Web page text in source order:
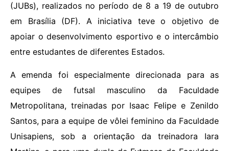
(JUBs), realizados no período de 8 a 19 de outubro
em Brasília (DF). A iniciativa teve o objetivo de
apoiar o desenvolvimento esportivo e o intercâmbio
entre estudantes de diferentes Estados.
A emenda foi especialmente direcionada para as
equipes de futsal masculino da Faculdade
Metropolitana, treinadas por Isaac Felipe e Zenildo
Santos, para a equipe de vôlei feminino da Faculdade
Unisapiens, sob a orientação da treinadora Iara